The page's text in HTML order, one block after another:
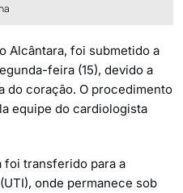
Alcântara, foi submetido a
feira (15), devido a
do coração. O procedimento
equipe do cardiologista
foi transferido para a
onde permanece sob